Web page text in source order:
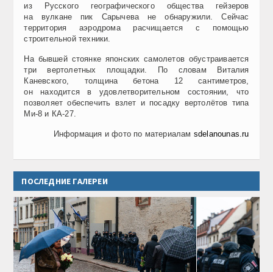
из Русского географического общества гейзеров
на вулкане пик Сарычева не обнаружили. Сейчас
территория аэродрома расчищается с помощью
строительной техники.
На бывшей стоянке японских самолетов обустраивается
три вертолетных площадки. По словам Виталия
Каневского, толщина бетона 12 сантиметров,
он находится в удовлетворительном состоянии, что
позволяет обеспечить взлет и посадку вертолётов типа
Ми-8 и КА-27.
Информация и фото по материалам sdelanounas.ru
ПОСЛЕДНИЕ ГАЛЕРЕИ